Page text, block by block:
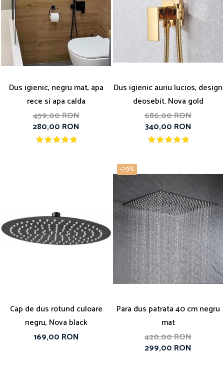
Dus igienic, negru mat, apa
rece si apa calda
459,00 RON
280,00 RON
Dus igienic auriu lucios, design
deosebit. Nova gold
686,00 RON
340,00 RON
Cap de dus rotund culoare
negru, Nova black
169,00 RON
-29%
Para dus patrata 40 cm negru
mat
420,00 RON
299,00 RON